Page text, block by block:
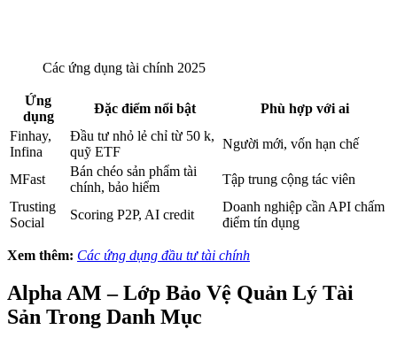
Các ứng dụng tài chính 2025
Ứng
dụng
Đặc điểm nổi bật
Phù hợp với ai
Finhay,
Infina
Đầu tư nhỏ lẻ chỉ từ 50 k,
quỹ ETF
Người mới, vốn hạn chế
MFast
Bán chéo sản phẩm tài
chính, bảo hiểm
Tập trung cộng tác viên
Trusting
Social
Scoring P2P, AI credit
Doanh nghiệp cần API chấm
điểm tín dụng
Xem thêm: Các ứng dụng đầu tư tài chính
Alpha AM – Lớp Bảo Vệ Quản Lý Tài
Sản Trong Danh Mục